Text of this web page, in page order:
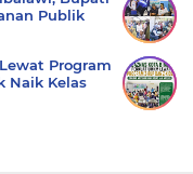
Publik
Program
Naik Kelas